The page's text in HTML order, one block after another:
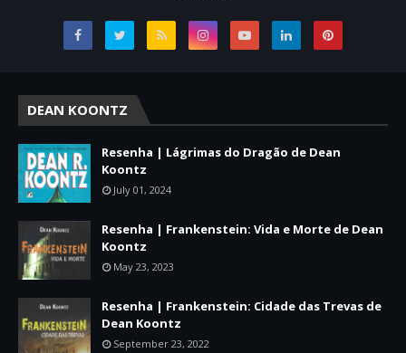
DEAN KOONTZ
Resenha | Lágrimas do Dragão de Dean
Koontz
July 01, 2024
Resenha | Frankenstein: Vida e Morte de Dean
Koontz
May 23, 2023
Resenha | Frankenstein: Cidade das Trevas de
Dean Koontz
September 23, 2022